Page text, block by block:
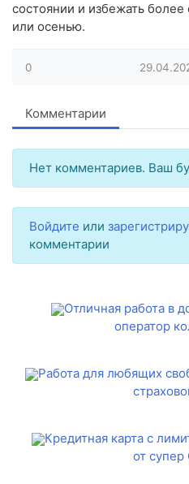
состоянии и избежать
или осенью.
0
Комментарии
Нет комментариев. Ваш
Войдите или
комментарии
Отличная работа в
оператор
Работа для любящих
Кредитная карта с
от супер